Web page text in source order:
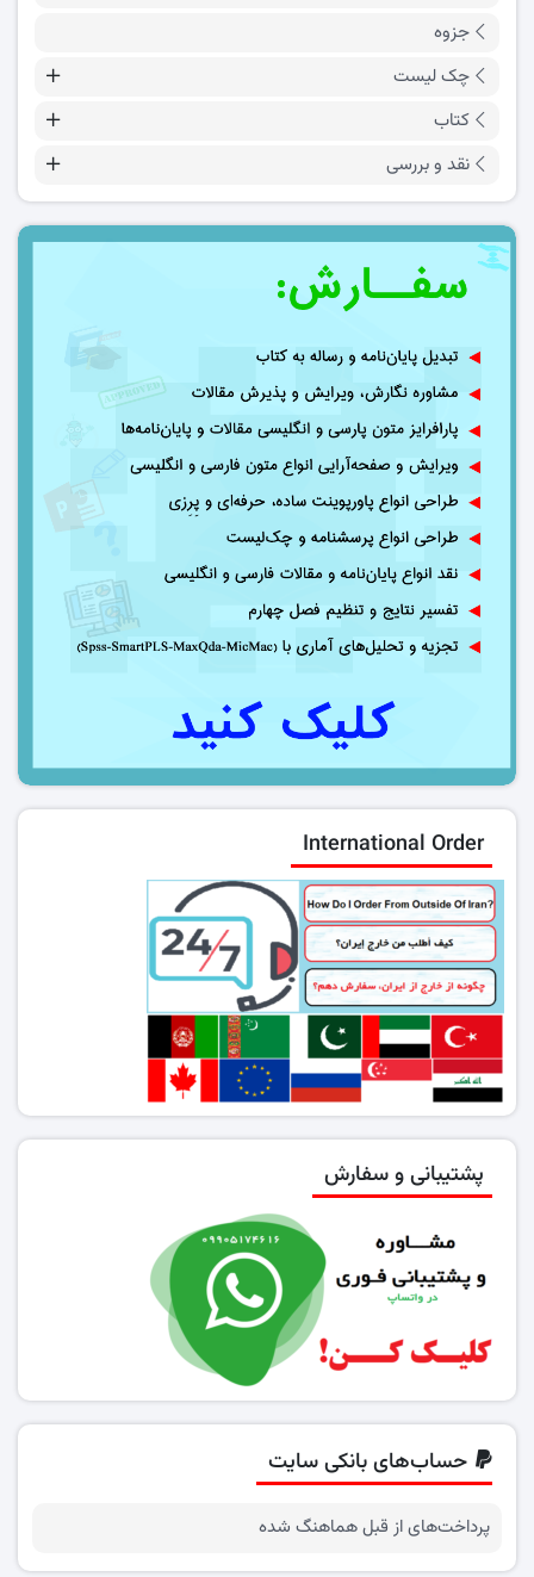
جزوه
چک لیست
کتاب
نقد و بررسی
International Order
پشتیبانی و سفارش
حساب‌های بانکی سایت
پرداخت‌های از قبل هماهنگ شده